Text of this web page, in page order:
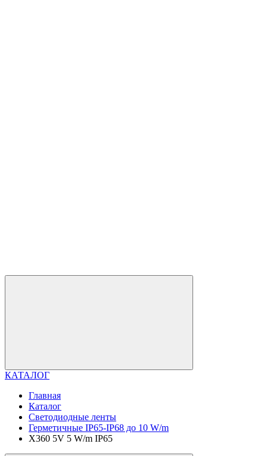
КАТАЛОГ
Главная
Каталог
Светодиодные ленты
Герметичные IP65-IP68 до 10 W/m
X360 5V 5 W/m IP65